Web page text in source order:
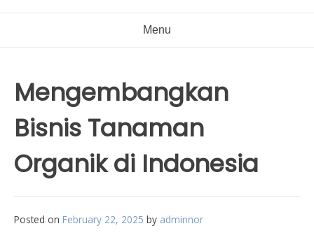
Menu
Mengembangkan
Bisnis Tanaman
Organik di Indonesia
Posted on February 22, 2025 by adminnor